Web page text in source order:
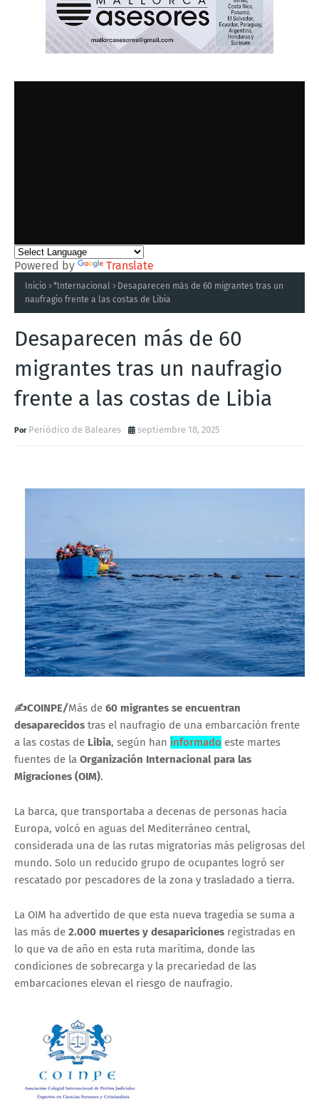
Powered by Translate
Inicio *Internacional
Desaparecen más de 60 migrantes tras un
naufragio frente a las costas de Libia
Desaparecen más de 60
migrantes tras un naufragio
frente a las costas de Libia
Periódico de Baleares septiembre 18, 2025
✍COINPE/Más de 60 migrantes se encuentran
desaparecidos tras el naufragio de una embarcación frente
a las costas de Libia, según han informado este martes
fuentes de la Organización Internacional para las
Migraciones (OIM).
La barca, que transportaba a decenas de personas hacia
Europa, volcó en aguas del Mediterráneo central,
considerada una de las rutas migratorias más peligrosas del
mundo. Solo un reducido grupo de ocupantes logró ser
rescatado por pescadores de la zona y trasladado a tierra.
La OIM ha advertido de que esta nueva tragedia se suma a
las más de 2.000 muertes y desapariciones registradas en
lo que va de año en esta ruta marítima, donde las
condiciones de sobrecarga y la precariedad de las
embarcaciones elevan el riesgo de naufragio.